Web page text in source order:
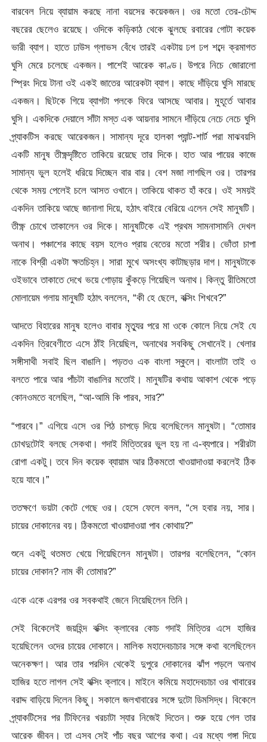
বারবেল নিয়ে ব্যায়াম করছে নানা বয়সের কয়েকজন। ওর মতো তের-চৌদ্দ
বছরের ছেলেও রয়েছে। ওদিকে কড়িকাঠ থেকে ঝুলছে রবারের গোটা কয়েক
ভারী ব্যাগ। হাতে ঢাউস গ্লাভস বেঁধে তারই একটায় ঢপ ঢপ শব্দে ক্রমাগত
ঘুসি মেরে চলেছে একজন। পাশেই আরেক কাণ্ড। উপরে নিচে জোরালো
স্প্রিং দিয়ে টানা ওই একই জাতের আরেকটা ব্যাগ। কাছে দাঁড়িয়ে ঘুসি মারছে
একজন। ছিটকে গিয়ে ব্যাগটা পলকে ফিরে আসছে আবার। মুহূর্তে আবার
ঘুসি। একদিকে দেয়ালে সাঁটা মস্ত এক আয়নার সামনে দাঁড়িয়ে নেচে নেচে ঘুসি
প্র্যাকটিস করছে আরেকজন। সামান্য দূরে হালকা প্যান্ট-শার্ট পরা মাঝবয়সি
একটি মানুষ তীক্ষ্ণদৃষ্টিতে তাকিয়ে রয়েছে তার দিকে। হাত আর পায়ের কাজে
সামান্য ভুল হলেই ধরিয়ে দিচ্ছেন বার বার। বেশ মজা লাগছিল ওর। তারপর
থেকে সময় পেলেই চলে আসত ওখানে। তাকিয়ে থাকত হাঁ করে। ওই সময়ই
একদিন তাকিয়ে আছে জানালা দিয়ে, হঠাৎ বাইরে বেরিয়ে এলেন সেই মানুষটি।
তীক্ষ্ণ চোখে তাকালেন ওর দিকে। মানুষটিকে এই প্রথম সামনাসামনি দেখল
অনাথ। পঞ্চাশের কাছে বয়স হলেও প্রায় বেতের মতো শরীর। ভোঁতা চাপা
নাকে বিশ্রী একটা ক্ষতচিহ্ন। সারা মুখে অসংখ্য কাটাছড়ার দাগ। মানুষটাকে
ওইভাবে তাকাতে দেখে ভয়ে গোড়ায় কুঁকড়ে গিয়েছিল অনাথ। কিন্তু রীতিমতো
মোলায়েম গলায় মানুষটি হঠাৎ বললেন, “কী হে ছেলে, বক্সিং শিখবে?”
আদতে বিহারের মানুষ হলেও বাবার মৃত্যুর পরে মা ওকে কোলে নিয়ে সেই যে
একদিন ত্রিবেণীতে এসে ঠাঁই নিয়েছিল, অনাথের সবকিছু সেখানেই। খেলার
সঙ্গীসাথী সবাই ছিল বাঙালি। পড়তও এক বাংলা স্কুলে। বাংলাটা তাই ও
বলতে পারে আর পাঁচটা বাঙালির মতোই। মানুষটির কথায় আকাশ থেকে পড়ে
কোনওমতে বলেছিল, “আ-আমি কি পারব, সার?”
“পারবে।” এগিয়ে এসে ওর পিঠ চাপড়ে দিয়ে বলেছিলেন মানুষটা। “তোমার
চোখদুটোই বলছে সেকথা। গদাই মিত্তিরের ভুল হয় না এ-ব্যপারে। শরীরটা
রোগা একটু। তবে দিন কয়েক ব্যায়াম আর ঠিকমতো খাওয়াদাওয়া করলেই ঠিক
হয়ে যাবে।”
ততক্ষণে ভয়টা কেটে গেছে ওর। হেসে ফেলে বলল, “সে হবার নয়, সার।
চায়ের দোকানের বয়। ঠিকমতো খাওয়াদাওয়া পাব কোথায়?”
শুনে একটু থতমত খেয়ে গিয়েছিলেন মানুষটা। তারপর বলেছিলেন, “কোন
চায়ের দোকান? নাম কী তোমার?”
একে একে এরপর ওর সবকথাই জেনে নিয়েছিলেন তিনি।
সেই বিকেলেই জয়হিন্দ বক্সিং ক্লাবের কোচ গদাই মিত্তির এসে হাজির
হয়েছিলেন ওদের চায়ের দোকানে। মালিক মহাদেবচাচার সঙ্গে কথা বলেছিলেন
অনেকক্ষণ। আর তার পরদিন থেকেই দুপুরে দোকানের ঝাঁপ পড়লে অনাথ
হাজির হতে লাগল সেই বক্সিং ক্লাবে। মাইনে কমিয়ে মহাদেবচাচা ওর খাবারের
বরাদ্দ বাড়িয়ে দিলেন কিছু। সকালে জলখাবারের সঙ্গে দুটো ডিমসিদ্ধ। বিকেলে
প্র্যাকটিসের পর টিফিনের খরচাটা স্যার নিজেই দিতেন। শুরু হয়ে গেল তার
আরেক জীবন। তা এসব সেই পাঁচ বছর আগের কথা। এর মধ্যে গঙ্গা দিয়ে